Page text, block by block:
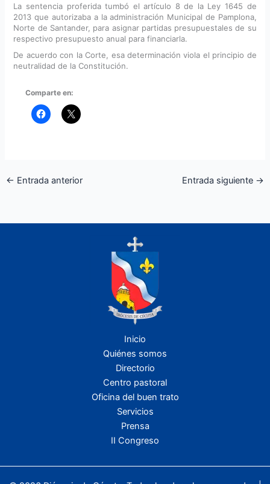
La sentencia proferida tumbó el artículo 8 de la Ley 1645 de
2013 que autorizaba a la administración Municipal de Pamplona,
Norte de Santander, para asignar partidas presupuestales de su
respectivo presupuesto anual para financiarla.
De acuerdo con la Corte, esa determinación viola el principio de
neutralidad de la Constitución.
Comparte en:
← Entrada anterior Entrada siguiente →
Inicio
Quiénes somos
Directorio
Centro pastoral
Oficina del buen trato
Servicios
Prensa
II Congreso